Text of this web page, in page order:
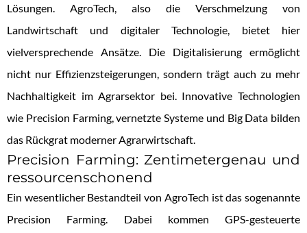
Lösungen. AgroTech, also die Verschmelzung von
Landwirtschaft und digitaler Technologie, bietet hier
vielversprechende Ansätze. Die Digitalisierung ermöglicht
nicht nur Effizienzsteigerungen, sondern trägt auch zu mehr
Nachhaltigkeit im Agrarsektor bei. Innovative Technologien
wie Precision Farming, vernetzte Systeme und Big Data bilden
das Rückgrat moderner Agrarwirtschaft.
Precision Farming: Zentimetergenau und
ressourcenschonend
Ein wesentlicher Bestandteil von AgroTech ist das sogenannte
Precision Farming. Dabei kommen GPS-gesteuerte